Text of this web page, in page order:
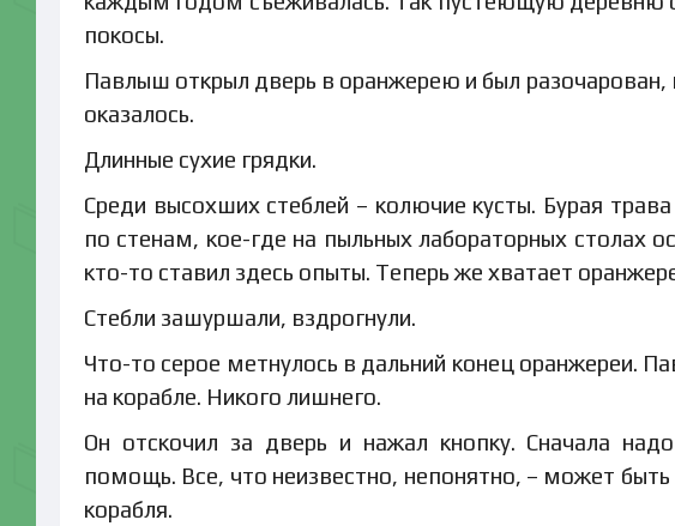
покосы.
Павлыш открыл дверь в оранжерею и был разочарован,
оказалось.
Длинные сухие грядки.
Среди высохших стеблей – колючие кусты. Бурая
по стенам, кое-где на пыльных лабораторных столах
кто-то ставил здесь опыты. Теперь же хватает
Стебли зашуршали, вздрогнули.
Что-то серое метнулось в дальний конец оранжереи.
на корабле. Никого лишнего.
Он отскочил за дверь и нажал кнопку. Сначала
помощь. Все, что неизвестно, непонятно, – может
корабля.